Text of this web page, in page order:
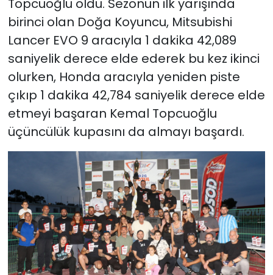
Topcuoğlu oldu. Sezonun ilk yarışında
birinci olan Doğa Koyuncu, Mitsubishi
Lancer EVO 9 aracıyla 1 dakika 42,089
saniyelik derece elde ederek bu kez ikinci
olurken, Honda aracıyla yeniden piste
çıkıp 1 dakika 42,784 saniyelik derece elde
etmeyi başaran Kemal Topcuoğlu
üçüncülük kupasını da almayı başardı.